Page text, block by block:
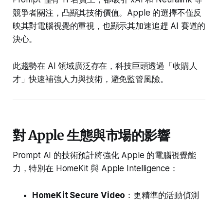
競爭者關注，凸顯其技術價值。Apple 的選擇不僅反
映其對電腦視覺的重視，也顯示其加速追趕 AI 賽道的
決心。
此趨勢在 AI 領域廣泛存在，科技巨頭透過「收購人
才」快速補強人力與技術，避免監管風險。
對 Apple 生態與市場的影響
Prompt AI 的技術預計將強化 Apple 的電腦視覺能
力，特別在 HomeKit 與 Apple Intelligence：
HomeKit Secure Video ：更精準的活動偵測